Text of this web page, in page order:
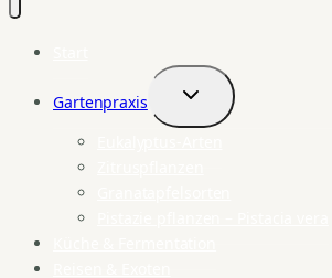
Gartenpraxis
Untermenü
umschalten